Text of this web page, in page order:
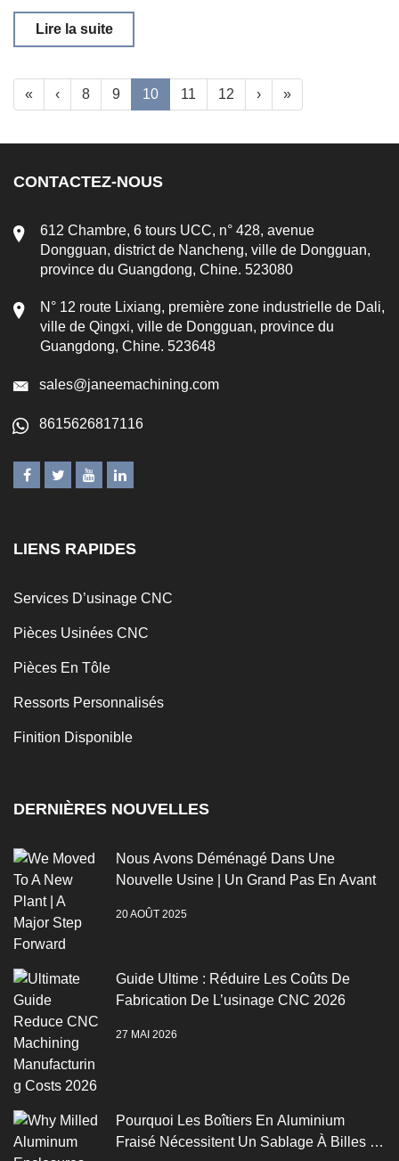
Lire la suite
« ‹ 8 9 10 11 12 › »
CONTACTEZ-NOUS
612 Chambre, 6 tours UCC, n° 428, avenue
Dongguan, district de Nancheng, ville de Dongguan,
province du Guangdong, Chine. 523080
N° 12 route Lixiang, première zone industrielle de Dali,
ville de Qingxi, ville de Dongguan, province du
Guangdong, Chine. 523648
sales@janeemachining.com
8615626817116
LIENS RAPIDES
Services D’usinage CNC
Pièces Usinées CNC
Pièces En Tôle
Ressorts Personnalisés
Finition Disponible
DERNIÈRES NOUVELLES
Nous Avons Déménagé Dans Une
Nouvelle Usine | Un Grand Pas En Avant
20 AOÛT 2025
Guide Ultime : Réduire Les Coûts De
Fabrication De L’usinage CNC 2026
27 MAI 2026
Pourquoi Les Boîtiers En Aluminium
Fraisé Nécessitent Un Sablage À Billes Et